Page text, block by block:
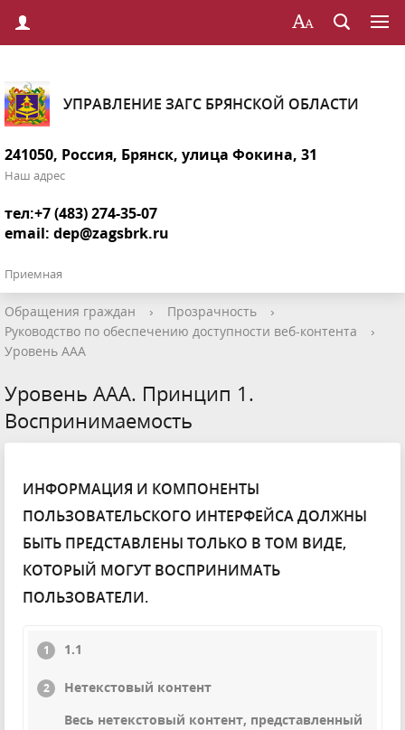
УПРАВЛЕНИЕ ЗАГС БРЯНСКОЙ ОБЛАСТИ
241050, Россия, Брянск, улица Фокина, 31
Наш адрес
тел:+7 (483) 274-35-07
email: dep@zagsbrk.ru
Приемная
Обращения граждан › Прозрачность
›
Руководство по обеспечению доступности веб-контента
›
Уровень ААА
Уровень ААА. Принцип 1.
Воспринимаемость
ИНФОРМАЦИЯ И КОМПОНЕНТЫ
ПОЛЬЗОВАТЕЛЬСКОГО ИНТЕРФЕЙСА ДОЛЖНЫ
БЫТЬ ПРЕДСТАВЛЕНЫ ТОЛЬКО В ТОМ ВИДЕ,
КОТОРЫЙ МОГУТ ВОСПРИНИМАТЬ
ПОЛЬЗОВАТЕЛИ.
1.1
Нетекстовый контент
Весь нетекстовый контент, представленный